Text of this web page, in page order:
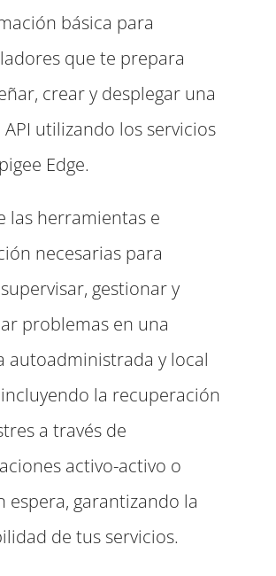
básica para
que te prepara
crear y desplegar una
utilizando los servicios
Edge.
las herramientas e
necesarias para
gestionar y
problemas en una
autoadministrada y local
la recuperación
a través de
activo-activo o
espera, garantizando la
de tus servicios.